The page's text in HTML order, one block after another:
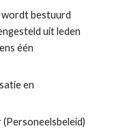
wordt bestuurd
uit leden
één
en